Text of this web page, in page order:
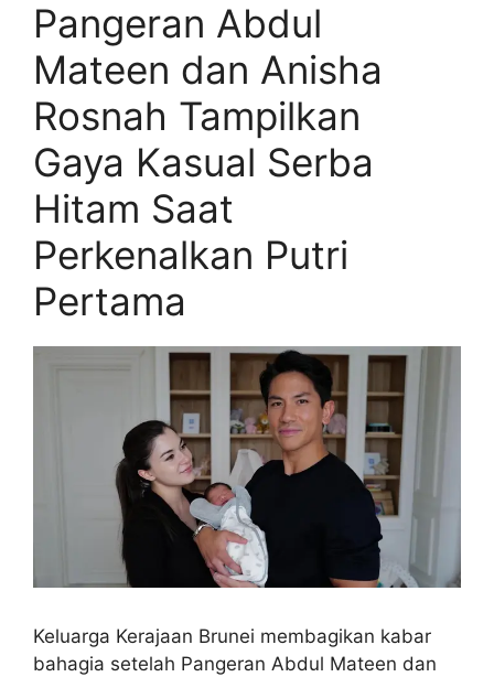
Pangeran Abdul
Mateen dan Anisha
Rosnah Tampilkan
Gaya Kasual Serba
Hitam Saat
Perkenalkan Putri
Pertama
Keluarga Kerajaan Brunei membagikan kabar
bahagia setelah Pangeran Abdul Mateen dan